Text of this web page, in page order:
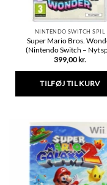
NINTENDO SWITCH SPIL
Super Mario Bros.
(Nintendo Switch – Nyt
399,00 kr.
TILFØJ TIL KURV